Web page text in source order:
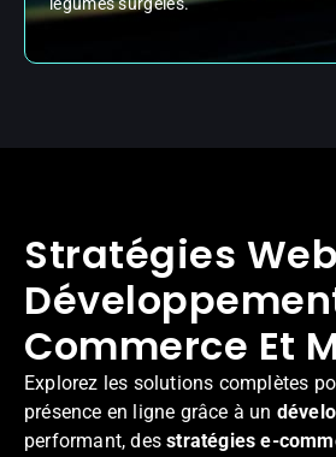
Stratégies
Commerce Et
Explorez les solutions complètes
présence en ligne grâce à un
performant, desstratégies e-